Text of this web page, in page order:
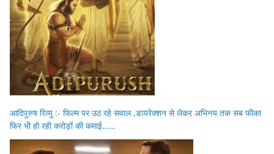
आदिपुरुष रिव्यु :- फिल्म पर उठ रहे सवाल ,डायरेक्शन से लेकर अभिनय तक सब फीका
फिर भी हो रही करोड़ों की कमाई……